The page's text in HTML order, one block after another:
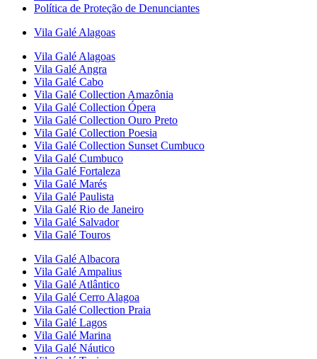
Política de Proteção de Denunciantes
Vila Galé Alagoas
Vila Galé Alagoas
Vila Galé Angra
Vila Galé Cabo
Vila Galé Collection Amazônia
Vila Galé Collection Ópera
Vila Galé Collection Ouro Preto
Vila Galé Collection Poesia
Vila Galé Collection Sunset Cumbuco
Vila Galé Cumbuco
Vila Galé Fortaleza
Vila Galé Marés
Vila Galé Paulista
Vila Galé Rio de Janeiro
Vila Galé Salvador
Vila Galé Touros
Vila Galé Albacora
Vila Galé Ampalius
Vila Galé Atlântico
Vila Galé Cerro Alagoa
Vila Galé Collection Praia
Vila Galé Lagos
Vila Galé Marina
Vila Galé Náutico